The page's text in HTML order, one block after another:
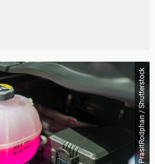
PrasitRodphan / Shutterstock